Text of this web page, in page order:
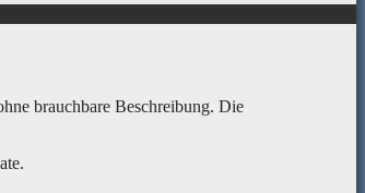
brauchbare Beschreibung. Die